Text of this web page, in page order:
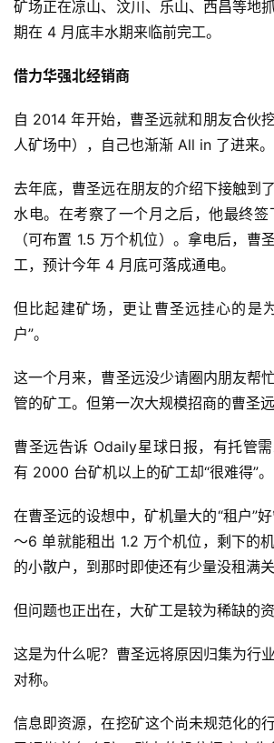
矿场正在凉山、汶川、乐山、西昌等地
期在 4 月底丰水期来临前完工。
借力华强北经销商
自 2014 年开始，曹圣远就和朋友合伙
人矿场中），自己也渐渐 All in 了进来。
去年底，曹圣远在朋友的介绍下接触到
水电。在考察了一个月之后，他最终
（可布置 1.5 万个机位）。拿电后，曹
工，预计今年 4 月底可落成通电。
但比起建矿场，更让曹圣远挂心的是
户”。
这一个月来，曹圣远没少请圈内朋友帮
管的矿工。但第一次大规模招商的曹圣
曹圣远告诉 Odaily星球日报，有托管
有 2000 台矿机以上的矿工却“很难得”。
在曹圣远的设想中，矿机量大的“租户”
～6 单就能租出 1.2 万个机位，剩下的
的小散户，到那时即使还有少量没租满
但问题也正出在，大矿工是较为稀缺的资
这是为什么呢？曹圣远将原因归集为行
对称。
信息即资源，在挖矿这个尚未规范化的